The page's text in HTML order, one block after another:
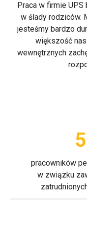
Praca w firmie
w ślady rodziców.
jesteśmy bardzo
większość
wewnętrznych
pracowników
w związku